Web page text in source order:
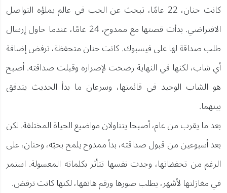
كانت حنان، 22 عامًا، تبحث عن الحب في عالم يملؤه التواصل
الافتراضي. بدأت قصتها مع ممدوح، 24 عامًا، عندما حاول إرسال
طلب صداقة لها على فيسبوك. كانت حنان متحفظة، ترفض إضافة
أي شاب، لكنها في النهاية رضخت لإصراره وقبلت صداقته. أصبح
هو الشاب الوحيد في قائمتها، وسرعان ما بدأ الحديث يتدفق
بينهما.
بعد ما يقرب من عام، أصبحا يتناولان مواضيع الحياة المختلفة. لكن
بعد أسبوعين من قبول صداقته، بدأ ممدوح يلمح بحبّه، وحنان، على
الرغم من تحفظاتها، وجدت نفسها تتأثر بكلماته المعسولة. استمر
في مغازلتها لأشهر، يطلب صورها ورقم هاتفها، لكنها كانت ترفض.